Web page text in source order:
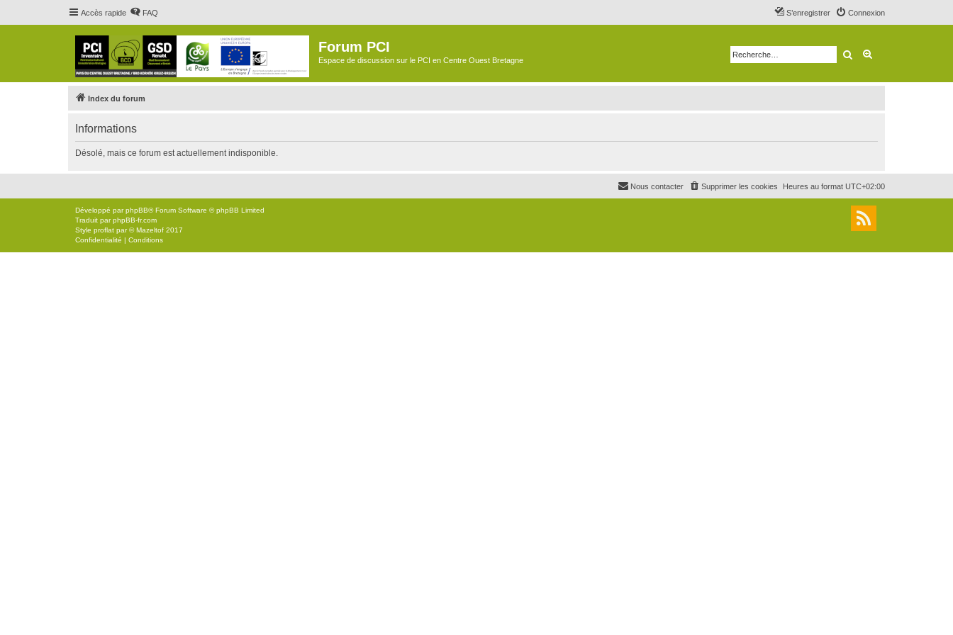
Accès rapide FAQ Connexion
S’enregistrer
Forum PCI
Espace de discussion sur le PCI en Centre Ouest Bretagne Rechercher
Index du forum
Informations
Désolé, mais ce forum est actuellement indisponible.
Heures au format UTC+02:00
Supprimer les cookies
Nous contacter
Développé parphpBB® Forum Software © phpBB Limited
Traduit parphpBB-fr.com
Style proflat par ©Mazeltof 2017
Confidentialité | Conditions